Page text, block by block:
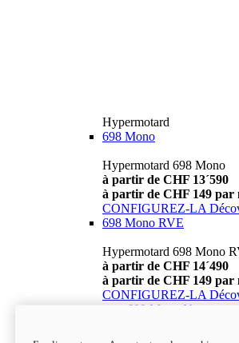
Hypermotard
698 Mono
Hypermotard 698 Mono
à partir de CHF 13´590
à partir de CHF 149 par
CONFIGUREZ-LA
698 Mono RVE
Hypermotard 698 Mono
à partir de CHF 14´490
à partir de CHF 149 par
CONFIGUREZ-LA
698 Mono Nera
Hypermotard 698 Mono